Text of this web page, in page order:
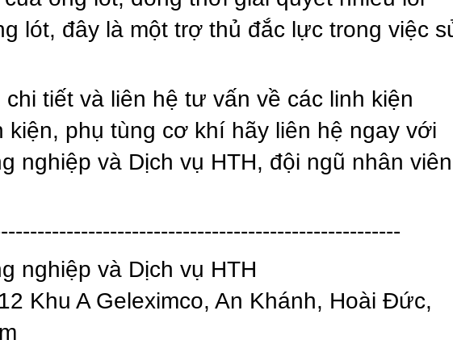
lót, đây là một trợ thủ đắc lực trong việc
chi tiết và liên hệ tư vấn về các linh kiện
kiện, phụ tùng cơ khí hãy liên hệ ngay với
nghiệp và Dịch vụ HTH, đội ngũ nhân viên
nghiệp và Dịch vụ HTH
Khu A Geleximco, An Khánh, Hoài Đức,